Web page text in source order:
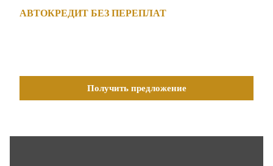
АВТОКРЕДИТ БЕЗ ПЕРЕПЛАТ
Получить предложение